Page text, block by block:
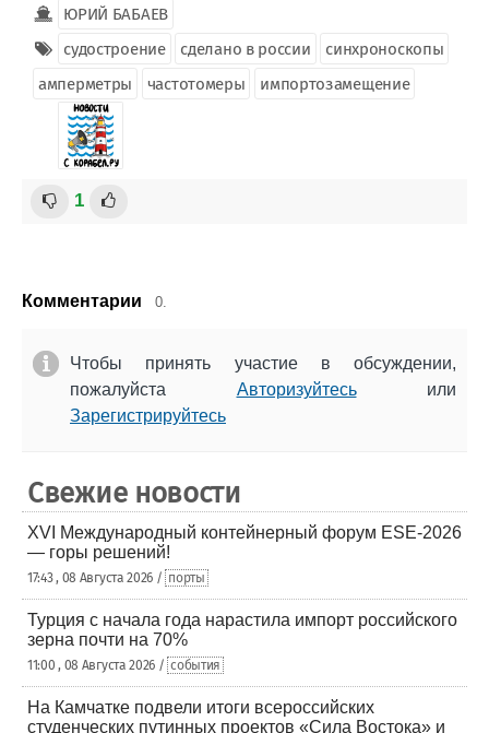
ЮРИЙ БАБАЕВ
судостроение
сделано в россии
синхроноскопы
амперметры
частотомеры импортозамещение
1
Комментарии 0.
Чтобы принять участие в обсуждении,
пожалуйста Авторизуйтесьили
Зарегистрируйтесь
Свежие новости
XVI Международный контейнерный форум ESE-2026
— горы решений!
17:43 , 08 Августа 2026 / порты
Турция с начала года нарастила импорт российского
зерна почти на 70%
11:00 , 08 Августа 2026 / события
На Камчатке подвели итоги всероссийских
студенческих путинных проектов «Сила Востока» и